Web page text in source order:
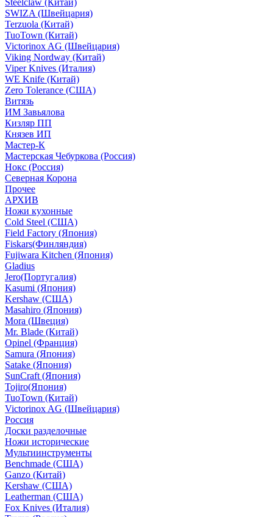
Steelclaw (Китай)
SWIZA (Швейцария)
Terzuola (Китай)
TuoTown (Китай)
Victorinox AG (Швейцария)
Viking Nordway (Китай)
Viper Knives (Италия)
WE Knife (Китай)
Zero Tolerance (США)
Витязь
ИМ Завьялова
Кизляр ПП
Князев ИП
Мастер-К
Мастерская Чебуркова (Россия)
Нокс (Россия)
Северная Корона
Прочее
АРХИВ
Ножи кухонные
Cold Steel (США)
Field Factory (Япония)
Fiskars(Финляндия)
Fujiwara Kitchen (Япония)
Gladius
Jero(Португалия)
Kasumi (Япония)
Kershaw (США)
Masahiro (Япония)
Mora (Швеция)
Mr. Blade (Китай)
Opinel (Франция)
Samura (Япония)
Satake (Япония)
SunCraft (Япония)
Tojiro(Япония)
TuoTown (Китай)
Victorinox AG (Швейцария)
Россия
Доски разделочные
Ножи исторические
Мультиинструменты
Benchmade (США)
Ganzo (Китай)
Kershaw (США)
Leatherman (США)
Fox Knives (Италия)